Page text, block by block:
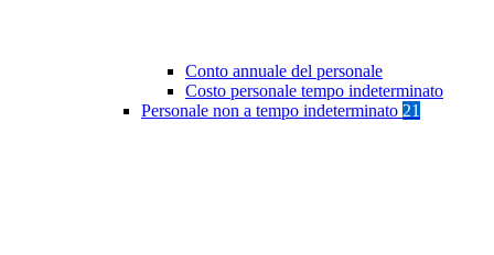
Conto annuale del personale
Costo personale tempo indeterminato
Personale non a tempo indeterminato 21